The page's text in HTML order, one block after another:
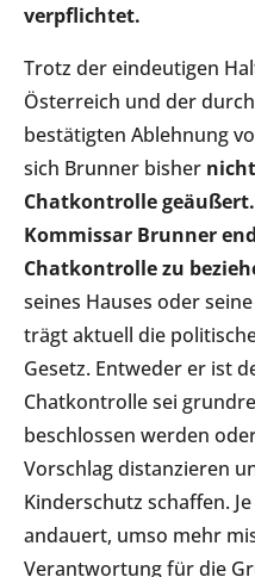
verpflichtet.
Trotz der eindeutigen
Österreich und der
bestätigten Ablehnung
sich Brunner bisher
Chatkontrolle
Kommissar Brunner
Chatkontrolle zu
seines Hauses oder
trägt aktuell die
Gesetz. Entweder er ist
Chatkontrolle sei
beschlossen werden
Vorschlag distanzieren
Kinderschutz schaffen.
andauert, umso mehr
Verantwortung für die